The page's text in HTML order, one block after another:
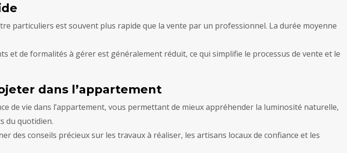
particuliers est souvent plus rapide que la vente par un professionnel. La durée moyenne
et de formalités à gérer est généralement réduit, ce qui simplifie le processus de vente et le
dans l’appartement
de vie dans l’appartement, vous permettant de mieux appréhender la luminosité naturelle,
du quotidien.
des conseils précieux sur les travaux à réaliser, les artisans locaux de confiance et les